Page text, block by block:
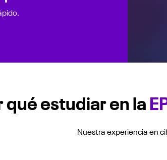
qué estudiar en la
Nuestra experiencia en